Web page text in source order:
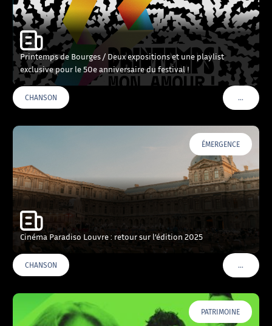
Printemps de Bourges / Deux expositions et une playlist
exclusive pour le 50e anniversaire du festival !
CHANSON …VOIR
ÉMERGENCE
Cinéma Paradiso Louvre : retour sur l’édition 2025
CHANSON …VOIR
PATRIMOINE